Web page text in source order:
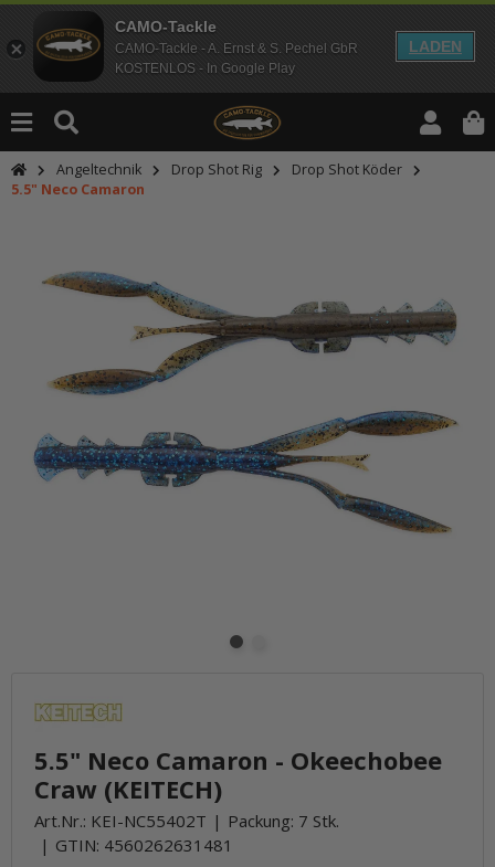
CAMO-Tackle
CAMO-Tackle - A. Ernst & S. Pechel GbR
KOSTENLOS - In Google Play
LADEN
Angeltechnik Drop Shot Rig
Drop Shot Köder
5.5" Neco Camaron
lade
5.5" Neco Camaron - Okeechobee
Craw (KEITECH)
Art.Nr.: KEI-NC55402T
Packung: 7 Stk.
GTIN: 4560262631481